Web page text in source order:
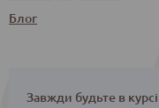
Блог
Завжди будьте в